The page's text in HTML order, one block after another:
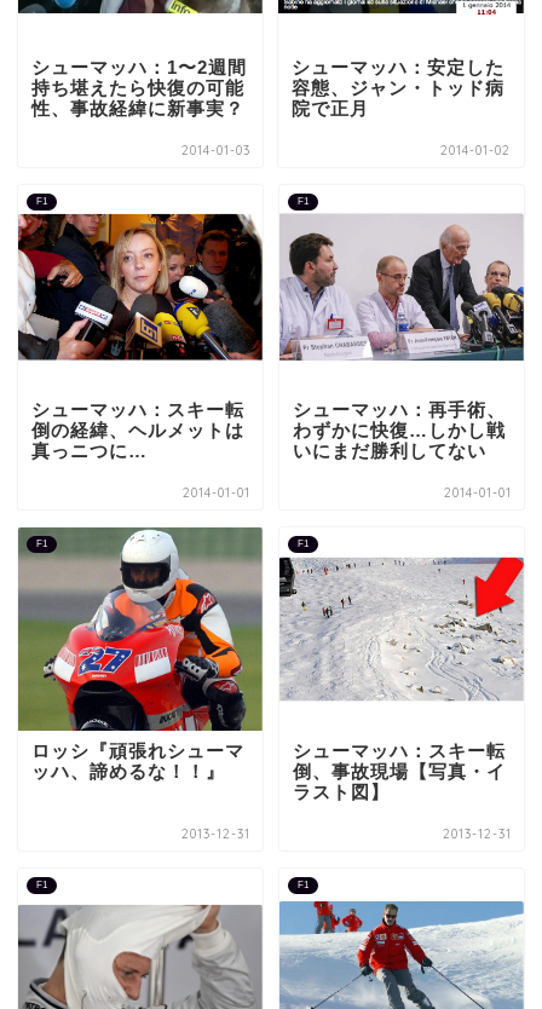
シューマッハ：1〜2週間
持ち堪えたら快復の可能
性、事故経緯に新事実？
2014-01-03
シューマッハ：安定した
容態、ジャン・トッド病
院で正月
2014-01-02
F1
シューマッハ：スキー転
倒の経緯、ヘルメットは
真っニつに…
2014-01-01
F1
シューマッハ：再手術、
わずかに快復…しかし戦
いにまだ勝利してない
2014-01-01
F1
ロッシ『頑張れシューマ
ッハ、諦めるな！！』
2013-12-31
F1
シューマッハ：スキー転
倒、事故現場【写真・イ
ラスト図】
2013-12-31
F1 F1